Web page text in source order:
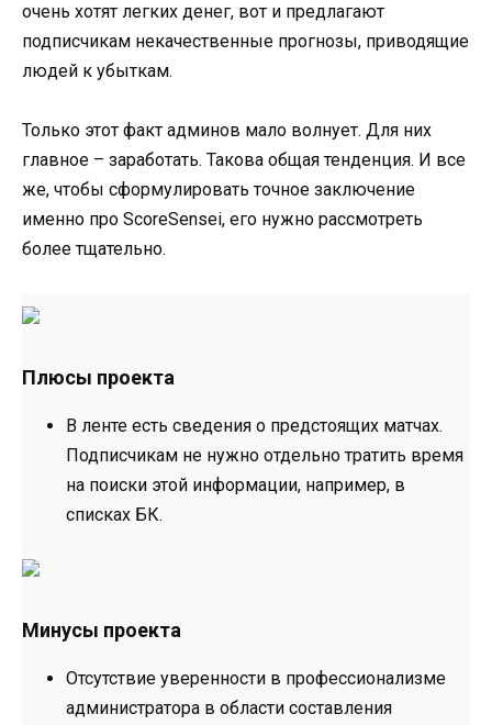
очень хотят легких денег, вот и предлагают
подписчикам некачественные прогнозы, приводящие
людей к убыткам.
Только этот факт админов мало волнует. Для них
главное – заработать. Такова общая тенденция. И все
же, чтобы сформулировать точное заключение
именно про ScoreSensei, его нужно рассмотреть
более тщательно.
Плюсы проекта
В ленте есть сведения о предстоящих матчах.
Подписчикам не нужно отдельно тратить время
на поиски этой информации, например, в
списках БК.
Минусы проекта
Отсутствие уверенности в профессионализме
администратора в области составления